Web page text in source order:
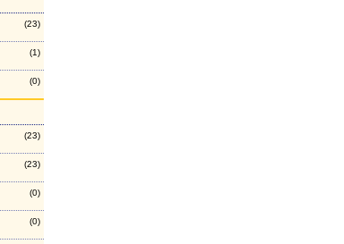
(23)
(1)
(0)
(23)
(23)
(0)
(0)